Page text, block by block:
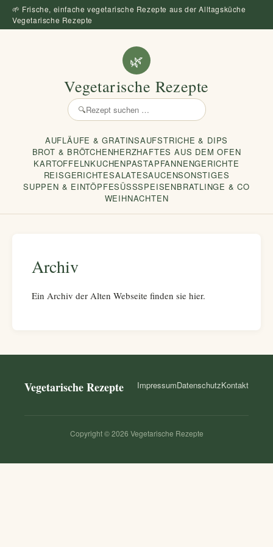
🌱 Frische, einfache vegetarische Rezepte aus der Alltagsküche
Vegetarische Rezepte
🌿
Vegetarische Rezepte
🔍
Rezept
AUFLÄUFE & GRATINSAUFSTRICHE & DIPS
BROT & BRÖTCHENHERZHAFTES AUS DEM OFEN
KARTOFFELNKUCHENPASTAPFANNENGERICHTE
REISGERICHTESALATESAUCENSONSTIGES
SUPPEN & EINTÖPFESÜSSSPEISEN
BRATLINGE & CO
WEIHNACHTEN
Archiv
Ein Archiv der Alten Webseite finden sie hier.
Vegetarische Rezepte ImpressumDatenschutzKontakt
Copyright © 2026 Vegetarische Rezepte